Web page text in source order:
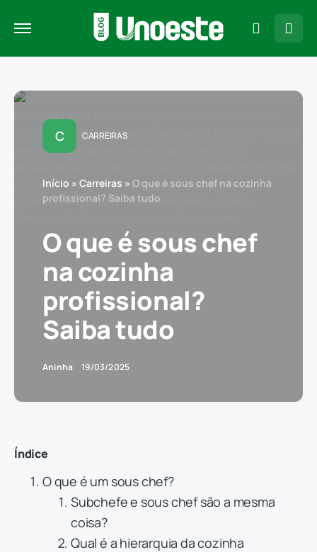
C CARREIRAS
Início » Carreiras » O que é sous chef na cozinha
profissional? Saiba tudo
O que é sous chef
na cozinha
profissional?
Saiba tudo
Aninha 19/03/2025
Índice
O que é um sous chef?
Subchefe e sous chef são a mesma
coisa?
Qual é a hierarquia da cozinha